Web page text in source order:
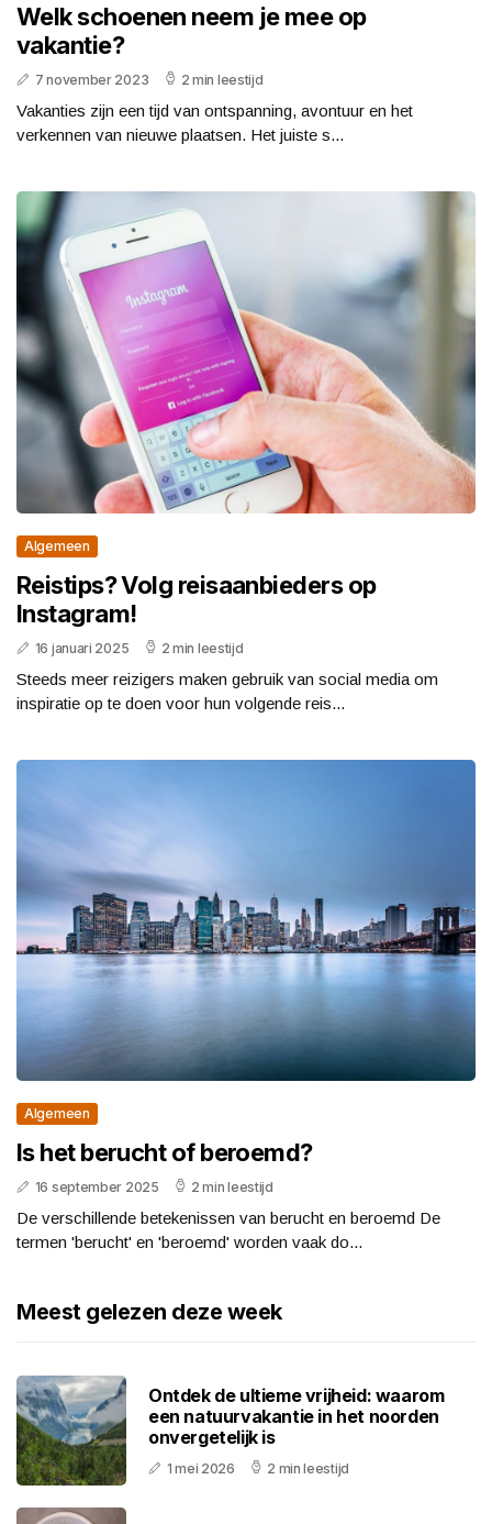
Welk schoenen neem je mee op
vakantie?
7 november 2023 2 min leestijd
Vakanties zijn een tijd van ontspanning, avontuur en het
verkennen van nieuwe plaatsen. Het juiste s...
Algemeen
Reistips? Volg reisaanbieders op
Instagram!
16 januari 2025 2 min leestijd
Steeds meer reizigers maken gebruik van social media om
inspiratie op te doen voor hun volgende reis...
Algemeen
Is het berucht of beroemd?
16 september 2025 2 min leestijd
De verschillende betekenissen van berucht en beroemd De
termen 'berucht' en 'beroemd' worden vaak do...
Meest gelezen deze week
Ontdek de ultieme vrijheid: waarom
een natuurvakantie in het noorden
onvergetelijk is
1 mei 2026 2 min leestijd